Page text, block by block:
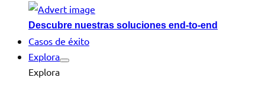
Descubre nuestras soluciones end-to-end
Casos de éxito
Explora
Explora